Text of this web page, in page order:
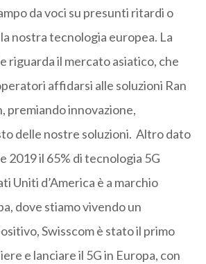
da voci su presunti ritardi o
nostra tecnologia europea. La
riguarda il mercato asiatico, che
affidarsi alle soluzioni Ran
premiando innovazione,
delle nostre soluzioni. Altro dato
2019 il 65% di tecnologia 5G
Uniti d’America è a marchio
dove stiamo vivendo un
Swisscom è stato il primo
e lanciare il 5G in Europa, con